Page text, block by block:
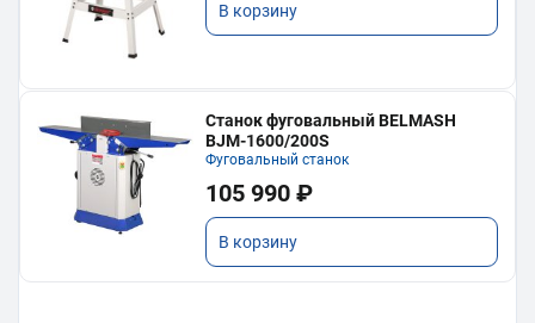
В корзину
Станок фуговальный BELMASH
BJM-1600/200S
Фуговальный станок
105 990 ₽
В корзину